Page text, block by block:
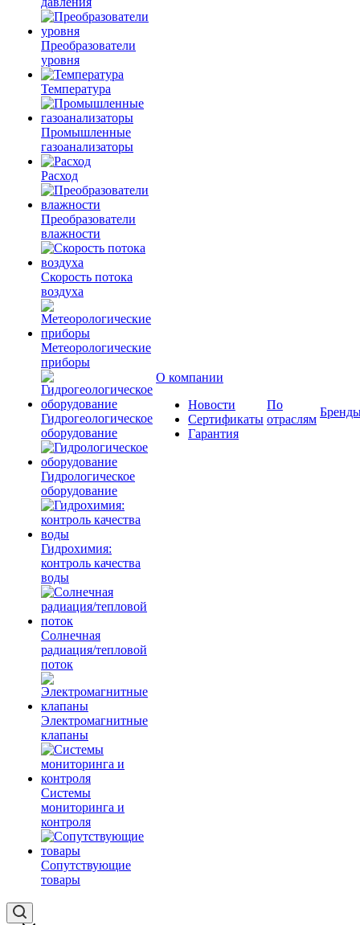
Преобразователи
уровня
Температура
Промышленные
газоанализаторы
Расход
Преобразователи
влажности
Скорость потока
воздуха
Метеорологические
приборы
Гидрогеологическое
оборудование
Гидрологическое
оборудование
Гидрохимия:
контроль качества
воды
Солнечная
радиация/тепловой
поток
Электромагнитные
клапаны
Системы
мониторинга и
контроля
Сопутствующие
товары
О компании
Новости
Сертификаты
Гарантия
По
отраслям